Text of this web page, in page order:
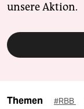
unsere Aktion.
Themen #RBB